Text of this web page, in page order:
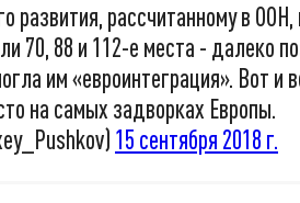
развития, рассчитанному в
70, 88 и 112-е места - далеко
им «евроинтеграция». Вот и
на самых задворках Европы.
15 сентября 2018 г.